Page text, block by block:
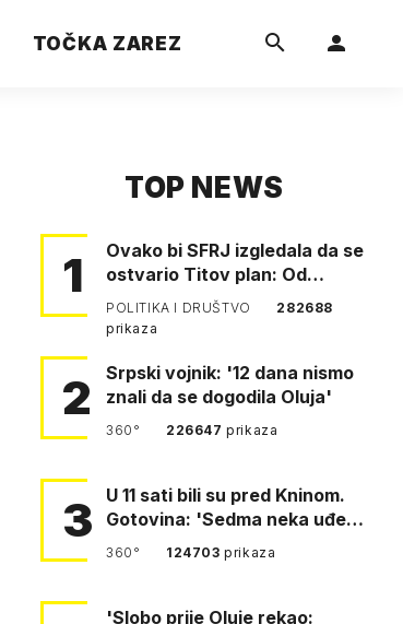
TOČKA ZAREZ
TOP NEWS
1
Ovako bi SFRJ izgledala da se
ostvario Titov plan: Od
Klagenfurta do Istanbula!
POLITIKA I DRUŠTVO
282688
prikaza
2
Srpski vojnik: '12 dana nismo
znali da se dogodila Oluja'
360° 226647prikaza
3
U 11 sati bili su pred Kninom.
Gotovina: 'Sedma neka uđe,
4. gardijska neka g…
360° 124703prikaza
'Slobo prije Oluje rekao: